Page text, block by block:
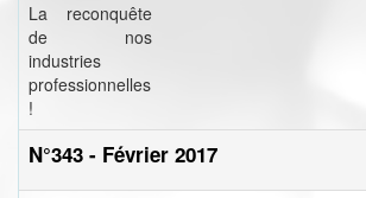
La reconquête
de nos
industries
professionnelles
!
N°343 - Février 2017